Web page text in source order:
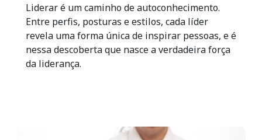
Liderar é um caminho de autoconhecimento.
Entre perfis, posturas e estilos, cada líder
revela uma forma única de inspirar pessoas, e é
nessa descoberta que nasce a verdadeira força
da liderança.